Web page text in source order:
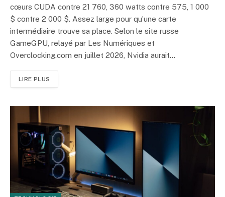
cœurs CUDA contre 21 760, 360 watts contre 575, 1 000
$ contre 2 000 $. Assez large pour qu’une carte
intermédiaire trouve sa place. Selon le site russe
GameGPU, relayé par Les Numériques et
Overclocking.com en juillet 2026, Nvidia aurait…
LIRE PLUS